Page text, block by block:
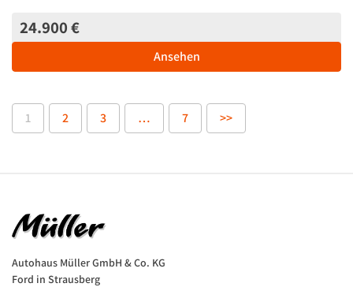
24.900 €
Ansehen
1 2 3 … 7 >>
Autohaus Müller GmbH & Co. KG
Ford in Strausberg